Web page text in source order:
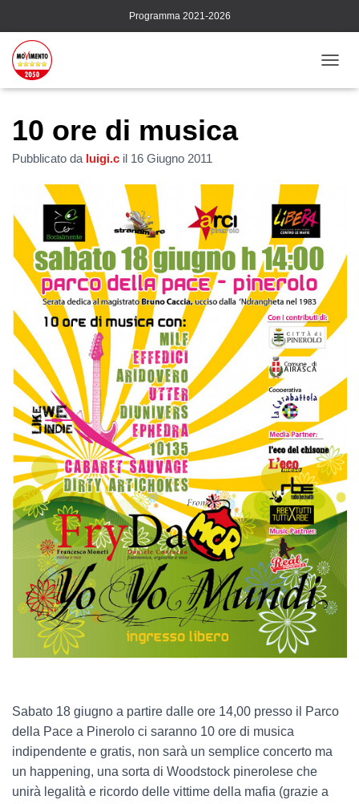
Programma 2021-2026
A
G
10 ore di musica
Pubblicato da luigi.c il 16 Giugno 2011
Sabato 18 giugno a partire dalle ore 14,00 presso il Parco
della Pace a Pinerolo ci saranno 10 ore di musica
indipendente e gratis, non sarà un semplice concerto ma
un happening, una sorta di Woodstock pinerolese che
unirà legalità e ricordo delle vittime della mafia (grazie a